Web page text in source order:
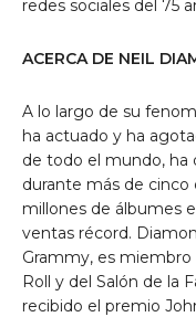
redes sociales del 75
ACERCA DE NEIL
A lo largo de su
ha actuado y ha
de todo el mundo, ha
durante más de cinco
millones de álbumes
ventas récord.
Grammy, es miembro
Roll y del Salón de la
recibido el premio